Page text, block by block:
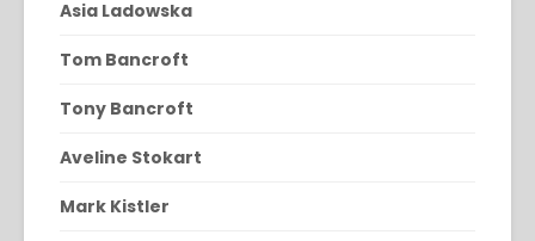
Asia Ladowska
Tom Bancroft
Tony Bancroft
Aveline Stokart
Mark Kistler